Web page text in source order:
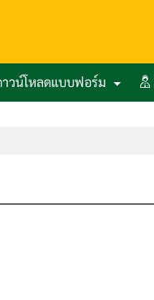
วน์โหลดแบบฟอร์ม